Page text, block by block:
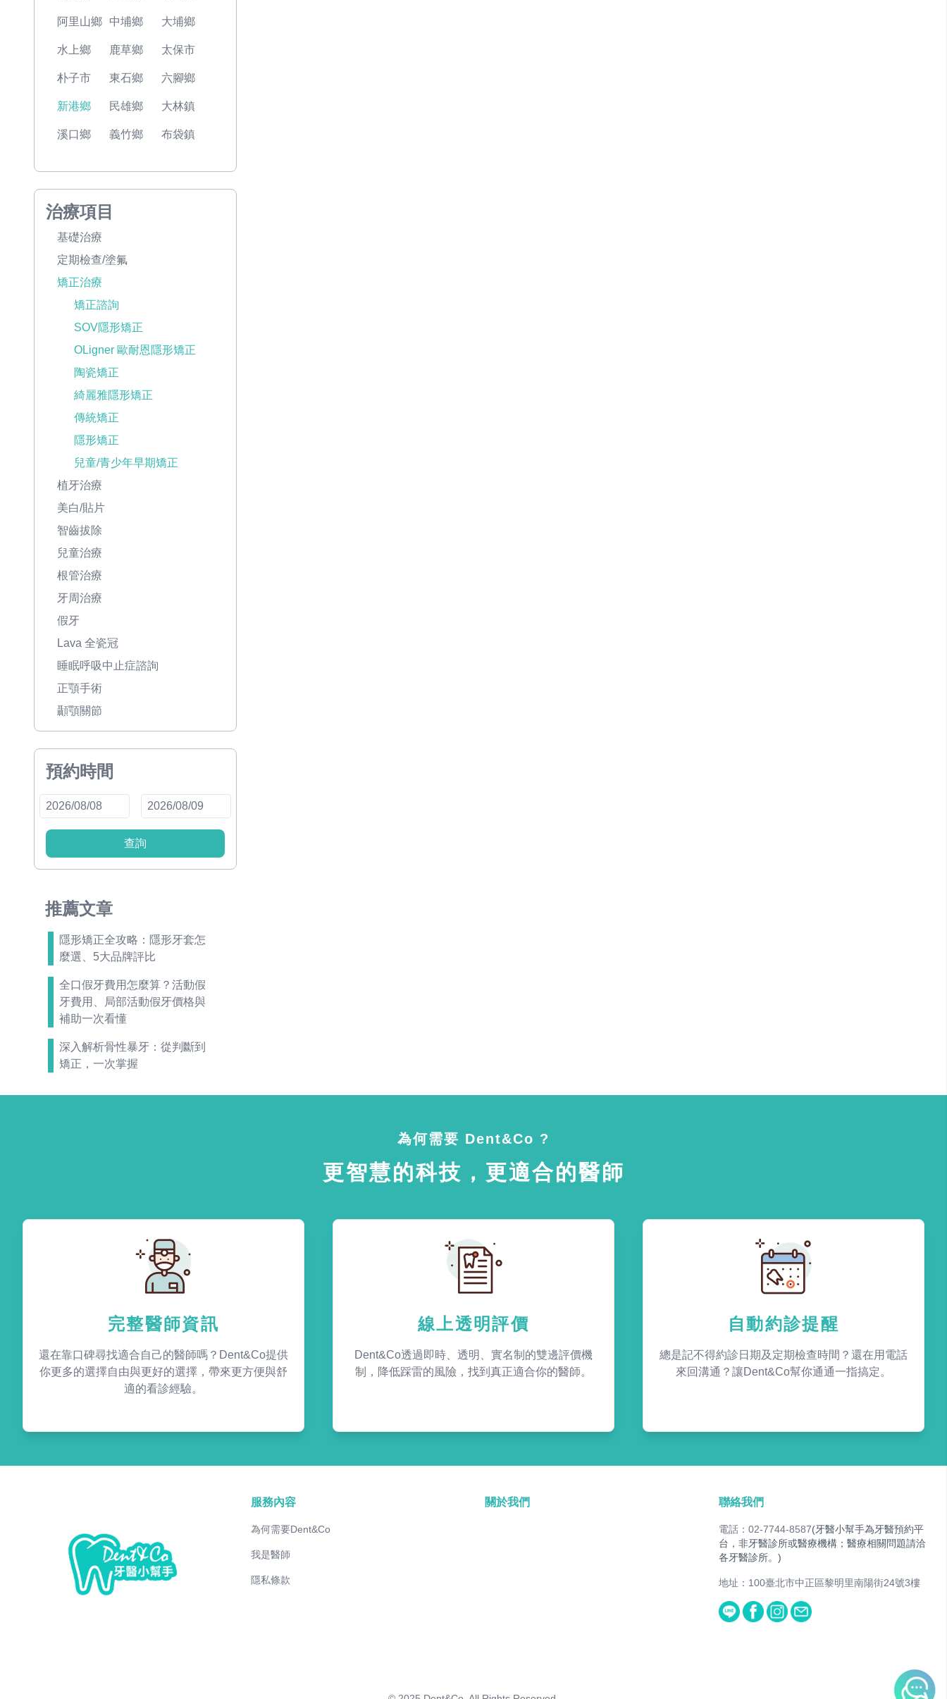
阿里山鄉 中埔鄉 大埔鄉
水上鄉 鹿草鄉 太保市
朴子市 東石鄉 六腳鄉
新港鄉 民雄鄉 大林鎮
溪口鄉 義竹鄉 布袋鎮
治療項目
基礎治療
定期檢查/塗氟
矯正治療
矯正諮詢
SOV隱形矯正
OLigner 歐耐恩隱形矯正
陶瓷矯正
綺麗雅隱形矯正
傳統矯正
隱形矯正
兒童/青少年早期矯正
植牙治療
美白/貼片
智齒拔除
兒童治療
根管治療
牙周治療
假牙
Lava 全瓷冠
睡眠呼吸中止症諮詢
正顎手術
顳顎關節
預約時間
查詢
推薦文章
隱形矯正全攻略：隱形牙套怎
麼選、5大品牌評比
全口假牙費用怎麼算？活動假
牙費用、局部活動假牙價格與
補助一次看懂
深入解析骨性暴牙：從判斷到
矯正，一次掌握
為何需要 Dent&Co ?
更智慧的科技，更適合的醫師
完整醫師資訊
還在靠口碑尋找適合自己的醫師嗎？Dent&Co提供
你更多的選擇自由與更好的選擇，帶來更方便與舒
適的看診經驗。
線上透明評價
Dent&Co透過即時、透明、實名制的雙邊評價機
制，降低踩雷的風險，找到真正適合你的醫師。
自動約診提醒
總是記不得約診日期及定期檢查時間？還在用電話
來回溝通？讓Dent&Co幫你通通一指搞定。
服務內容
為何需要Dent&Co
我是醫師
隱私條款
關於我們 聯絡我們
電話：02-7744-8587(牙醫小幫手為牙醫預約平
台，非牙醫診所或醫療機構；醫療相關問題請洽
各牙醫診所。)
地址：100臺北市中正區黎明里南陽街24號3樓